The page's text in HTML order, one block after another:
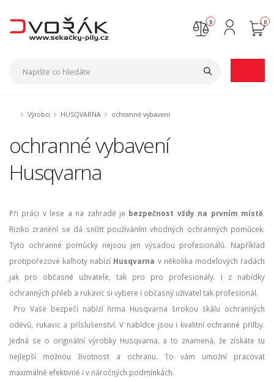
0
0
Výrobci HUSQVARNA ochranné vybavení
ochranné vybavení
Husqvarna
Při práci v lese a na zahradě je bezpečnost vždy na prvním místě.
Riziko zranění se dá snížit používáním vhodných ochranných pomůcek.
Tyto ochranné pomůcky nejsou jen výsadou profesionálů. Například
protipořezové kalhoty nabízí Husqvarna v několika modelových řadách
jak pro občasné uživatele, tak pro pro profesionály. I z nabídky
ochranných přileb a rukavic si vybere i občasný uživatel tak profesionál.
Pro Vaše bezpečí nabízí firma Husqvarna širokou škálu ochranných
oděvů, rukavic a příslušenství. V nabídce jsou i kvalitní ochranné přilby.
Jedná se o originální výrobky Husqvarna, a to znamená, že získáte tu
nejlepší možnou životnost a ochranu. To vám umožní pracovat
maximálně efektivně i v náročných podmínkách.